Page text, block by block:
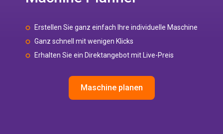
Erstellen Sie ganz einfach Ihre individuelle Maschine
Ganz schnell mit wenigen Klicks
Erhalten Sie ein Direktangebot mit Live-Preis
Maschine planen